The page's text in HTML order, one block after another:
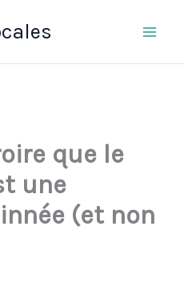
que le
une
(et non